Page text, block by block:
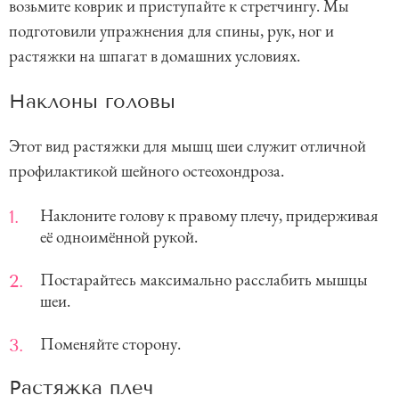
возьмите коврик и приступайте к стретчингу. Мы
подготовили упражнения для спины, рук, ног и
растяжки на шпагат в домашних условиях.
Наклоны головы
Этот вид растяжки для мышц шеи служит отличной
профилактикой шейного остеохондроза.
Наклоните голову к правому плечу, придерживая
её одноимённой рукой.
Постарайтесь максимально расслабить мышцы
шеи.
Поменяйте сторону.
Растяжка плеч